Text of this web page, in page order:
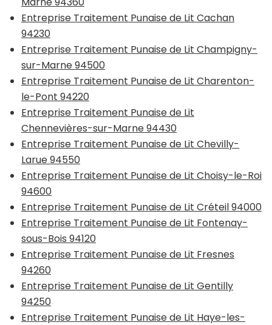
Entreprise Traitement Punaise de Lit Cachan
94230
Entreprise Traitement Punaise de Lit Champigny-
sur-Marne 94500
Entreprise Traitement Punaise de Lit Charenton-
le-Pont 94220
Entreprise Traitement Punaise de Lit
Chennevières-sur-Marne 94430
Entreprise Traitement Punaise de Lit Chevilly-
Larue 94550
Entreprise Traitement Punaise de Lit Choisy-le-Roi
94600
Entreprise Traitement Punaise de Lit Créteil 94000
Entreprise Traitement Punaise de Lit Fontenay-
sous-Bois 94120
Entreprise Traitement Punaise de Lit Fresnes
94260
Entreprise Traitement Punaise de Lit Gentilly
94250
Entreprise Traitement Punaise de Lit Haye-les-